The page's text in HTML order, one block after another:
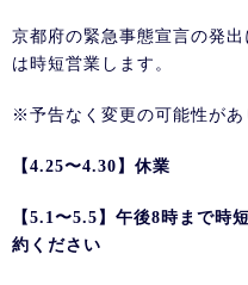
京都府の緊急事態宣言の発
は時短営業します。
※予告なく変更の可能性があ
【4.25〜4.30】休業
【5.1〜5.5】午後8時まで
約ください